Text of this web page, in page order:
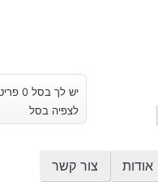
יש לך בסל 0 פריטים
לצפיה בסל
אודות צור קשר